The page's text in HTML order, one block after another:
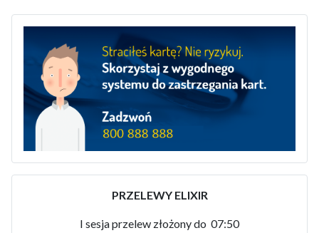
PRZELEWY ELIXIR
I sesja przelew złożony do 07:50